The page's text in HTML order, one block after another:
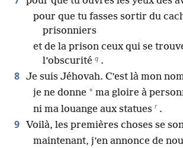
pour que tu fasses sortir du
prisonniers
et de la prison ceux qui se
l’obscurité q .
8 Je suis Jéhovah. C’est là mon
je ne donne * ma gloire à
ni ma louange aux statues r .
9 Voilà, les premières choses se
maintenant, j’en annonce de